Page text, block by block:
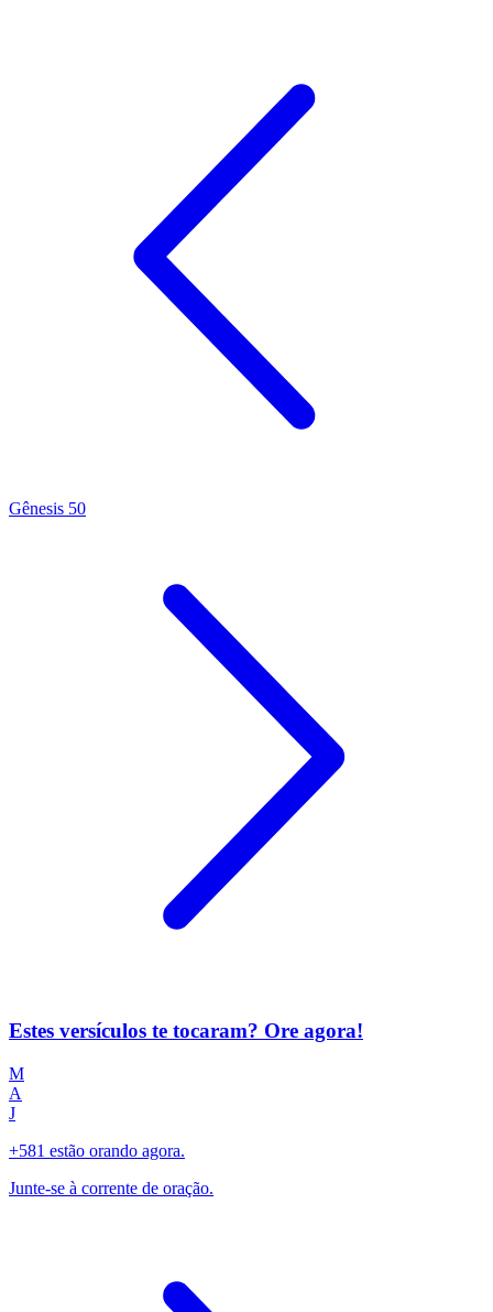
Gênesis 50
Estes versículos te tocaram? Ore agora!
M
A
J
+581 estão orando agora.
Junte-se à corrente de oração.